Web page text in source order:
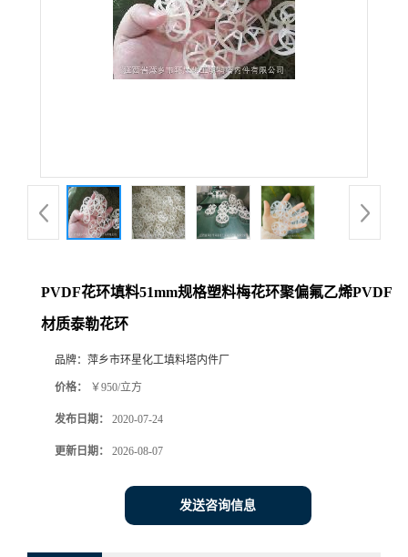
PVDF花环填料51mm规格塑料梅花环聚偏氟乙烯PVDF
材质泰勒花环
品牌： 萍乡市环星化工填料塔内件厂
价格： ￥950/立方
发布日期： 2020-07-24
更新日期： 2026-08-07
发送咨询信息